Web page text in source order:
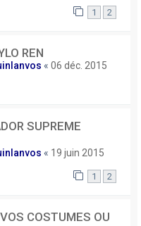
1 2
REN
« 06 déc. 2015
SUPREME
« 19 juin 2015
1 2
COSTUMES OU